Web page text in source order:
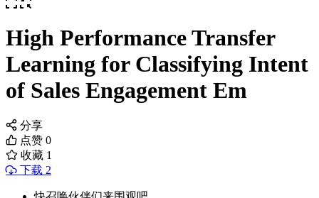
High Performance Transfer
Learning for Classifying Intent
of Sales Engagement Em
分享
点赞 0
收藏 1
下载 2